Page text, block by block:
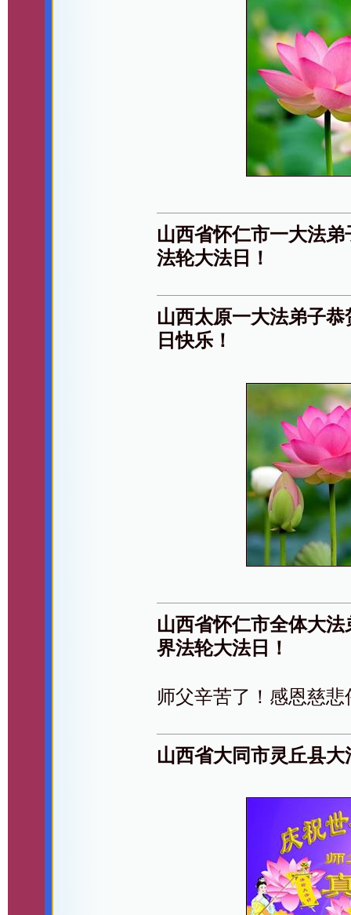
山西省怀仁市一大法
法轮大法日！
山西太原一大法弟子
日快乐！
山西省怀仁市全体大
界法轮大法日！
师父辛苦了！感恩慈
山西省大同市灵丘县